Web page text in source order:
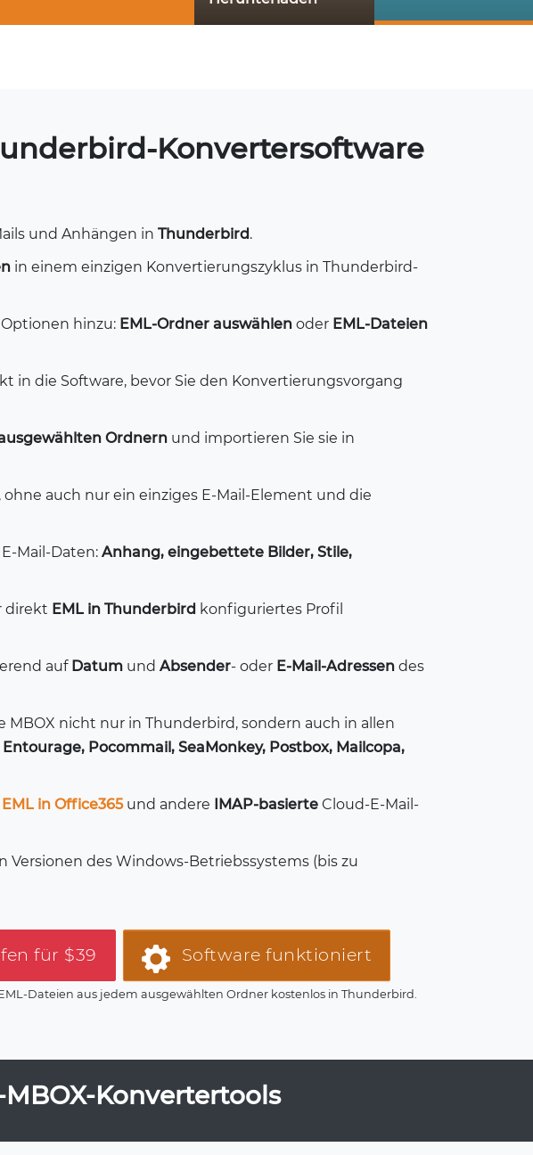
Konvertersoftware
und Anhängen in Thunderbird.
in einem einzigen Konvertierungszyklus in Thunderbird-
hinzu: EML-Ordner auswählen oder EML-Dateien
in die Software, bevor Sie den Konvertierungsvorgang
Ordnern und importieren Sie sie in
, ohne auch nur ein einziges E-Mail-Element und die
Mail-Daten: Anhang, eingebettete Bilder, Stile,
direkt EML in Thunderbird konfiguriertes Profil
auf Datum und Absender- oder E-Mail-Adressen des
nicht nur in Thunderbird, sondern auch in allen
Entourage, Pocommail, SeaMonkey, Postbox, Mailcopa,
EML in Office365und andere IMAP-basierte Cloud-E-Mail-
des Windows-Betriebssystems (bis zu
für $39 Software funktioniert
Dateien aus jedem ausgewählten Ordner kostenlos in Thunderbird.
Konvertertools